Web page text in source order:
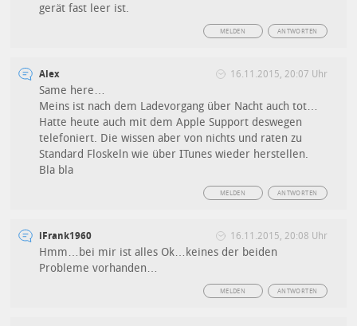
gerät fast leer ist.
ANTWORTEN
MELDEN
Alex 16.11.2015, 20:07 Uhr
Same here…
Meins ist nach dem Ladevorgang über Nacht auch tot…
Hatte heute auch mit dem Apple Support deswegen
telefoniert. Die wissen aber von nichts und raten zu
Standard Floskeln wie über ITunes wieder herstellen.
Bla bla
ANTWORTEN
MELDEN
iFrank1960 16.11.2015, 20:08 Uhr
Hmm…bei mir ist alles Ok…keines der beiden
Probleme vorhanden…
ANTWORTEN
MELDEN